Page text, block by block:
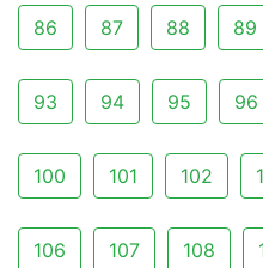
86 87 88 89
93 94 95 96
100 101 102
106 107 108